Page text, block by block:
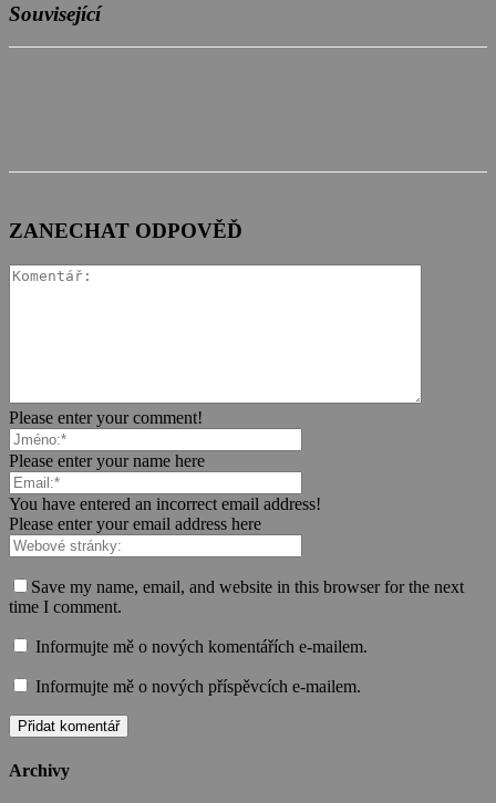
Související
ZANECHAT ODPOVĚĎ
Please enter your comment!
Please enter your name here
You have entered an incorrect email address!
Please enter your email address here
Save my name, email, and website in this browser for the next
time I comment.
Informujte mě o nových komentářích e-mailem.
Informujte mě o nových příspěvcích e-mailem.
Archivy